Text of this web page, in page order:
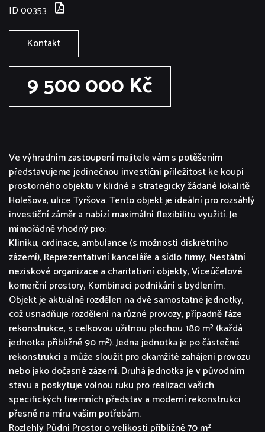
ID 00353
Kontakt
9 500 000 Kč
Ve výhradním zastoupení majitele vám s potěšením
představujeme jedinečnou investiční příležitost ke koupi
prostorného objektu v klidné a strategicky žádané lokalitě
Holešova, ulice Tyršova. Tento objekt je ideální pro rozsáhlý
investiční záměr a nabízí maximální flexibilitu využití. Je
mimořádně vhodný pro:
Kliniku, ordinace, ambulance (s možností diskrétního
zázemí), Reprezentativní kanceláře a sídlo firmy, Nestátní
neziskové organizace a charitativní objekty, Víceúčelové
komerční prostory, Kombinaci podnikání s bydlením.
Objekt je aktuálně rozdělen na dvě samostatné jednotky,
což usnadňuje rozdělení na různé provozy, případně fáze
rekonstrukce, s celkovou užitnou plochou 180 m² (každá
jednotka přibližně 90 m²). Jedna jednotka je po částečné
rekonstrukci a může sloužit pro okamžité zahájení provozu
nebo jako dočasné zázemí. Druhá jednotka je v původním
stavu a poskytuje volnou ruku pro realizaci vašich
specifických firemních představ a moderní rekonstrukci
přesně na míru vašim potřebám.
Rozlehlý Půdní Prostor o velikosti přibližně 70 m²